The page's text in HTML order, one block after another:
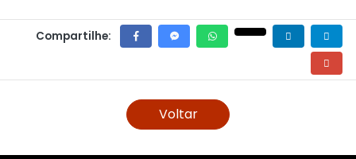
Compartilhe:
Voltar